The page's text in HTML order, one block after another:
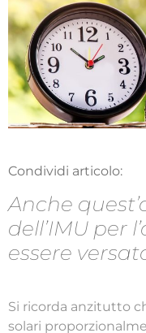
Condividi articolo:
Anche
dell’IMU per
essere
Si ricorda anzitutto
solari